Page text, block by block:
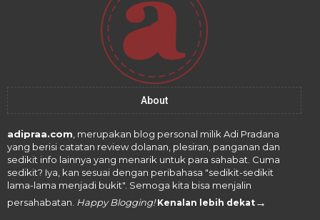
About
adipraa.com , merupakan blog personal milik Adi Pradana
yang berisi catatan review dolanan, plesiran, panganan dan
sedikit info lainnya yang menarik untuk para sahabat. Cuma
sedikit? Iya, kan sesuai dengan peribahasa "sedikit-sedikit
lama-lama menjadi bukit". Semoga kita bisa menjalin
persahabatan. Happy Blogging! Kenalan lebih dekat →